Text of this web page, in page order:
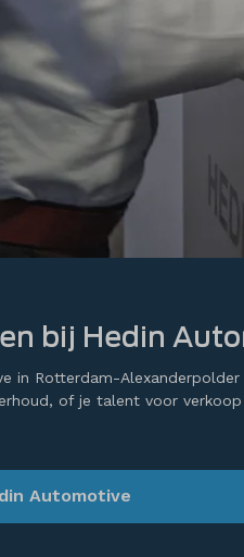
bij Hedin
in Rotterdam-
of je talent voor
Automotive